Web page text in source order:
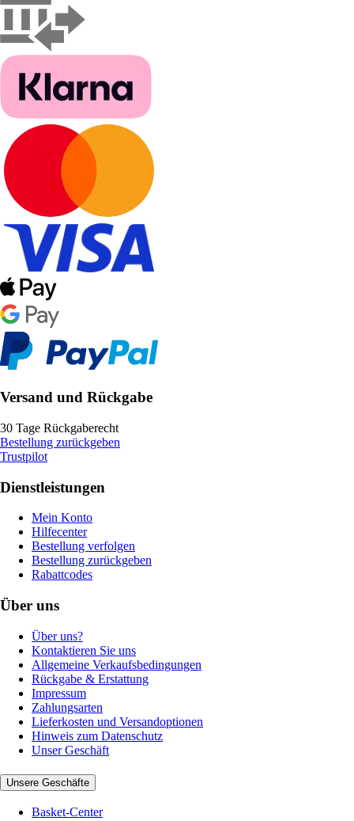
Versand und Rückgabe
30 Tage Rückgaberecht
Bestellung zurückgeben
Trustpilot
Dienstleistungen
Mein Konto
Hilfecenter
Bestellung verfolgen
Bestellung zurückgeben
Rabattcodes
Über uns
Über uns?
Kontaktieren Sie uns
Allgemeine Verkaufsbedingungen
Rückgabe & Erstattung
Impressum
Zahlungsarten
Lieferkosten und Versandoptionen
Hinweis zum Datenschutz
Unser Geschäft
Unsere Geschäfte
Basket-Center